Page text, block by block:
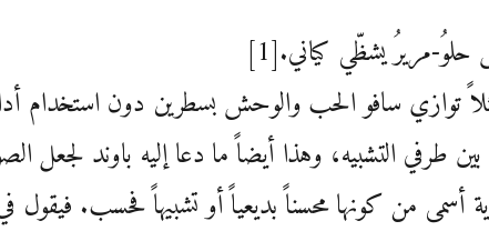
مريرُ يشظّي كياني.[1]
توازي سافو الحب والوحش بسطرين دون استخدام
طرفي التشبيه، وهذا أيضاً ما دعا إليه باوند لجعل
أسمى من كونها محسناً بديعياً أو تشبيهاً فحسب. فيقول